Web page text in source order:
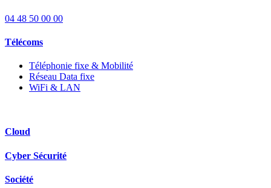
04 48 50 00 00
Télécoms
Téléphonie fixe & Mobilité
Réseau Data fixe
WiFi & LAN
Cloud
Cyber Sécurité
Société